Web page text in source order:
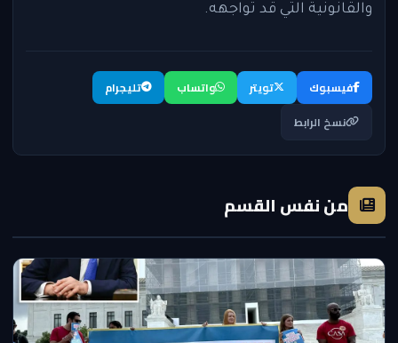
والقانونية التي قد تواجهه.
فيسبوك تويتر واتساب
تليجرام
نسخ الرابط
من نفس القسم